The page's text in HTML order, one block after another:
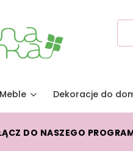
Meble Dekoracje do
DO NASZEGO